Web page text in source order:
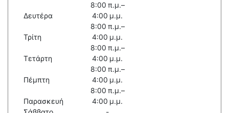
Δευτέρα
8:00 π.μ.–
4:00 μ.μ.
Τρίτη
8:00 π.μ.–
4:00 μ.μ.
Τετάρτη
8:00 π.μ.–
4:00 μ.μ.
Πέμπτη
8:00 π.μ.–
4:00 μ.μ.
Παρασκευή
8:00 π.μ.–
4:00 μ.μ.